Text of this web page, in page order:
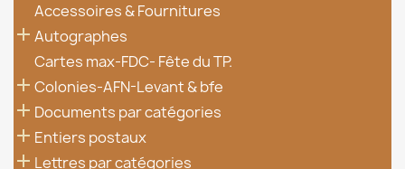
Accessoires & Fournitures
Autographes

Cartes max-FDC- Fête du TP.
Colonies-AFN-Levant & bfe

Documents par catégories

Entiers postaux

Lettres par catégories
